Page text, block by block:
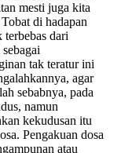
mesti juga kita
di hadapan
dari
tak teratur ini
agar
sebabnya, pada
namun
kekudusan itu
Pengakuan dosa
atau